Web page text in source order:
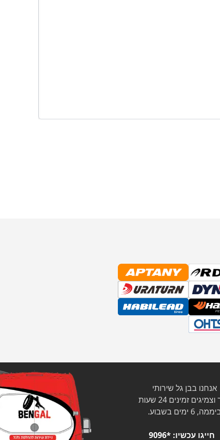
אנחנו בבן גל שירותי
זמינים 24 שעות
6 ימים בשבוע.
חייגו עכשיו:*9096